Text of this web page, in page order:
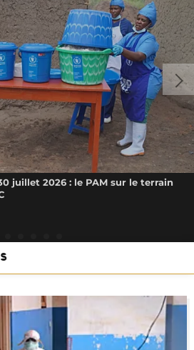
juillet 2026 : le PAM sur le terrain